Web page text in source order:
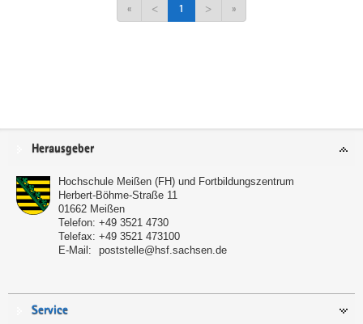
« < 1 > »
Service
Herausgeber
Hochschule Meißen (FH) und Fortbildungszentrum
Herbert-Böhme-Straße 11
01662 Meißen
Telefon: +49 3521 4730
Telefax: +49 3521 473100
E-Mail:
poststelle@hsf.sachsen.de
Service